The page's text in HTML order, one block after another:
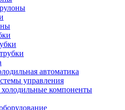
автоматика
управления
компоненты